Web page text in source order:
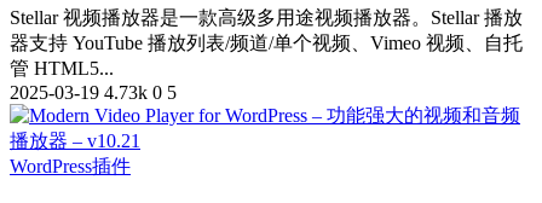
Stellar 视频播放器是一款高级多用途视频播放器。Stellar 播放
器支持 YouTube 播放列表/频道/单个视频、Vimeo 视频、自托
管 HTML5...
2025-03-19 4.73k 0 5
WordPress插件